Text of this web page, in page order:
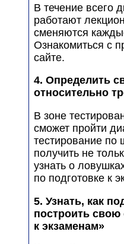
В течение всего
работают
сменяются
Ознакомиться с
сайте.
4. Определить
относительно
В зоне
сможет пройти
тестирование
получить не
узнать о
по подготовке к
5. Узнать, как
построить свою
к экзаменам»